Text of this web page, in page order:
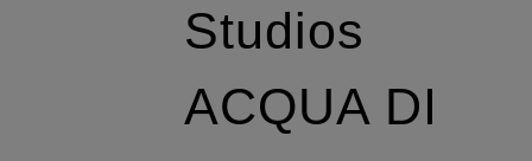
Studios
ACQUA DI